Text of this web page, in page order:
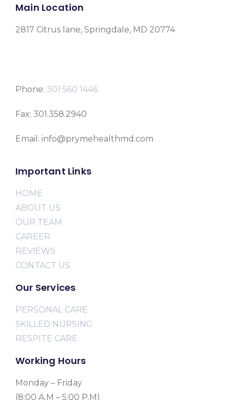
Main Location
2817 Citrus lane, Springdale, MD 20774
Phone: 301 560 1446
Fax: 301.358.2940
Email: info@prymehealthmd.com
Important Links
HOME
ABOUT US
OUR TEAM
CAREER
REVIEWS
CONTACT US
Our Services
PERSONAL CARE
SKILLED NURSING
RESPITE CARE
Working Hours
Monday – Friday
(8:00 A.M – 5:00 P.M)